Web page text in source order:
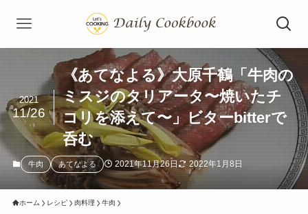
《あてなよる》大原千鶴「牛肉の
ミスジのタリアータ〜焼いたチ
コリを添えて〜」ビターbitterで
呑む
2021
11/26
牛肉 あてなよる 2021年11月26日 2022年1月8日
ホーム レシピ 肉料理 牛肉